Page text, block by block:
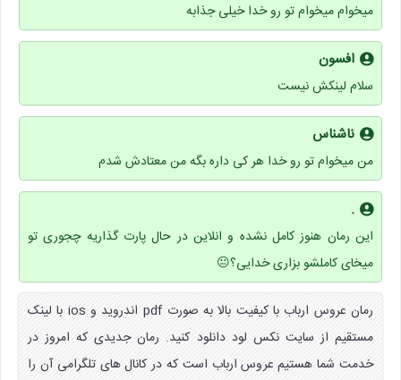
میخوام میخوام تو رو خدا خیلی جذابه
افسون
سلام لینکش نیست
ناشناس
من میخوام تو رو خدا هر کی داره بگه من معتادش شدم
.
این رمان هنوز کامل نشده و انلاین در حال پارت گذاریه چجوری تو
میخای کاملشو بزاری خدایی؟😐
رمان عروس ارباب با کیفیت بالا به صورت pdf اندروید و ios با لینک
مستقیم از سایت نکس لود دانلود کنید. رمان جدیدی که امروز در
خدمت شما هستیم عروس ارباب است که در کانال های تلگرامی آن را